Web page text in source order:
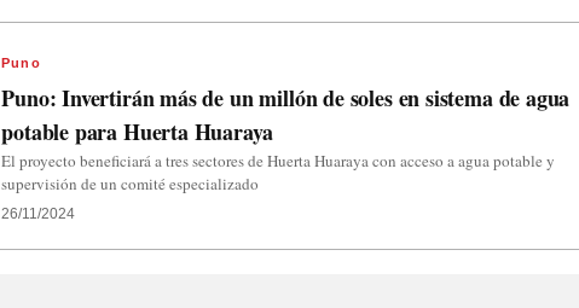
Puno
Puno: Invertirán más de un millón de soles en sistema de agua
potable para Huerta Huaraya
El proyecto beneficiará a tres sectores de Huerta Huaraya con acceso a agua potable y
supervisión de un comité especializado
26/11/2024